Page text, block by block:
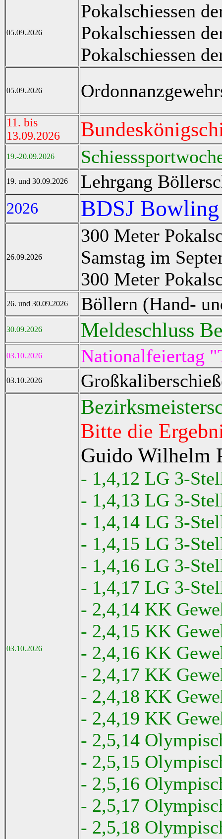
05.09.2026
Pokalschiessen
Pokalschiessen
Pokalschiessen
05.09.2026
11. bis
13.09.2026
19.-20.09.2026
19. und 30.09.2026 Lehrgang
2026 BDSJ
26.09.2026
300 Meter
Samstag im
300 Meter
26. und 30.09.2026 Böllern (Hand-
30.09.2026 Meldeschluss
03.10.2026 Nationalfeiertag
03.10.2026
03.10.2026
Bitte die
Guido Wilhelm
- 1,4,12 LG 3-
- 1,4,13 LG 3-
- 1,4,14 LG 3-
- 1,4,15 LG 3-
- 1,4,16 LG 3-
- 1,4,17 LG 3-
- 2,4,14 KK
- 2,4,15 KK
- 2,4,16 KK
- 2,4,17 KK
- 2,4,18 KK
- 2,4,19 KK
- 2,5,14
- 2,5,15
- 2,5,16
- 2,5,17
- 2,5,18